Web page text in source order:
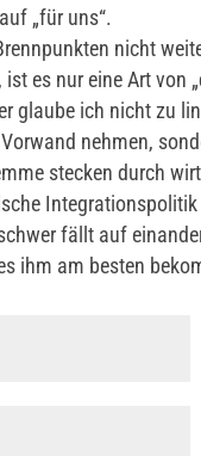
„für uns“.
nicht
es nur eine Art von
glaube ich nicht zu
nehmen,
stecken durch
fällt auf
ihm am besten